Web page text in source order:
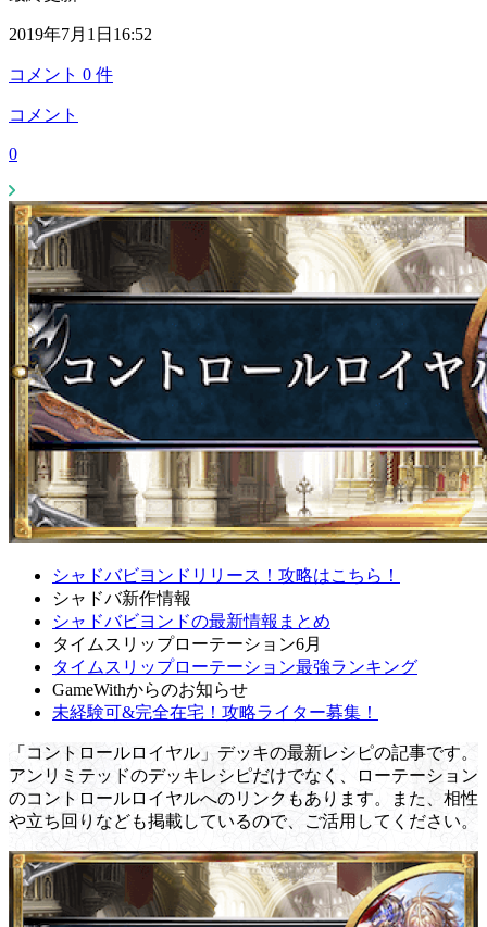
2019年7月1日16:52
コメント 0 件
コメント
0
シャドバビヨンドリリース！攻略はこちら！
シャドバ新作情報
シャドバビヨンドの最新情報まとめ
タイムスリップローテーション6月
タイムスリップローテーション最強ランキング
GameWithからのお知らせ
未経験可&完全在宅！攻略ライター募集！
「コントロールロイヤル」デッキの最新レシピの記事です。
アンリミテッドのデッキレシピだけでなく、ローテーション
のコントロールロイヤルへのリンクもあります。また、相性
や立ち回りなども掲載しているので、ご活用してください。